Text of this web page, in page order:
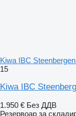
Kiwa IBC
15
Kiwa IBC
1.950 € Без ДДВ
Резервоар за